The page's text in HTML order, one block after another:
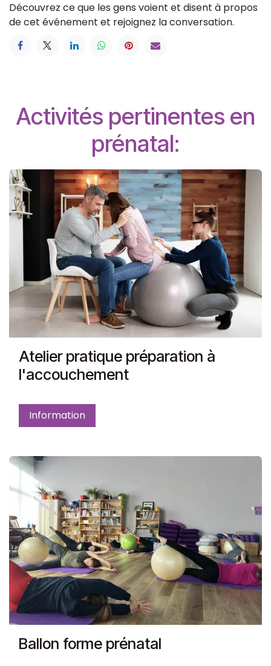
Découvrez ce que les gens voient et disent à propos
de cet événement et rejoignez la conversation.
Activités pertinentes en
prénatal:
Atelier pratique préparation à
l'accouchement
Information
Ballon forme prénatal